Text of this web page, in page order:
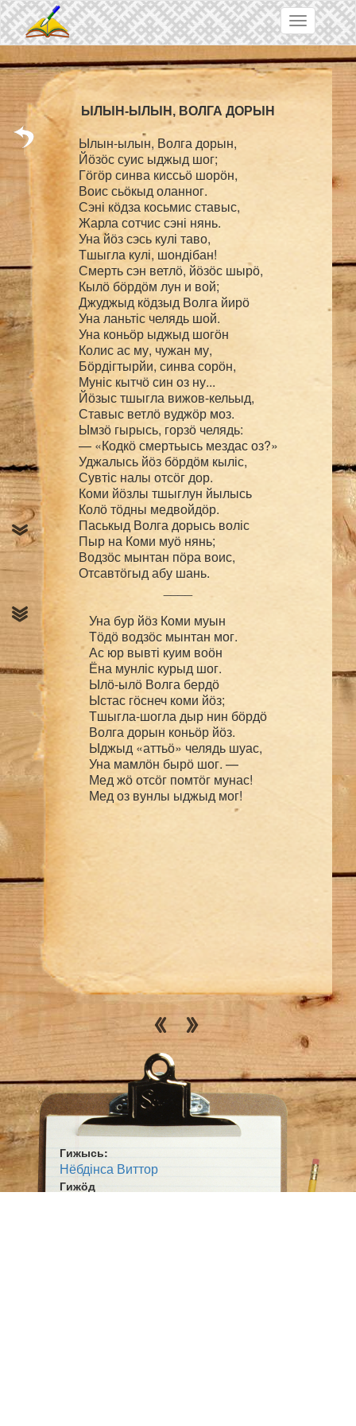
Skip to main content
Toggle
navigation
Ылын-ылын, Волга дорын,
Йӧзӧс суис ыджыд шог;
Гӧгӧр синва киссьӧ шорӧн,
Воис сьӧкыд оланног.
Сэні кӧдза косьмис ставыс,
Жарла сотчис сэні нянь.
Уна йӧз сэсь кулі таво,
Тшыгла кулі, шондібан!
Смерть сэн ветлӧ, йӧзӧс шырӧ,
Кылӧ бӧрдӧм лун и вой;
Джуджыд кӧдзыд Волга йирӧ
Уна ланьтіс челядь шой.
Уна коньӧр ыджыд шогӧн
Колис ас му, чужан му,
Бӧрдігтырйи, синва сорӧн,
Муніс кытчӧ син оз ну...
Йӧзыс тшыгла вижов-кельыд,
Ставыс ветлӧ вуджӧр моз.
Ымзӧ гырысь, горзӧ челядь:
— «Кодкӧ смертьысь мездас оз?»
Уджалысь йӧз бӧрдӧм кыліс,
Сувтіс налы отсӧг дор.
Коми йӧзлы тшыглун йылысь
Колӧ тӧдны медвойдӧр.
Паськыд Волга дорысь воліс
Пыр на Коми муӧ нянь;
Водзӧс мынтан пӧра воис,
Уна бур йӧз Коми муын
Тӧдӧ водзӧс мынтан мог.
Ас юр вывті куим воӧн
Ёна мунліс курыд шог.
Ылӧ-ылӧ Волга бердӧ
Ыстас гӧснеч коми йӧз;
Тшыгла-шогла дыр нин бӧрдӧ
Волга дорын коньӧр йӧз.
Ыджыд «аттьӧ» челядь шуас,
Уна мамлӧн бырӧ шог. —
Мед жӧ отсӧг помтӧг мунас!
Гижысь:
Нёбдінса Виттор
Гижӧд